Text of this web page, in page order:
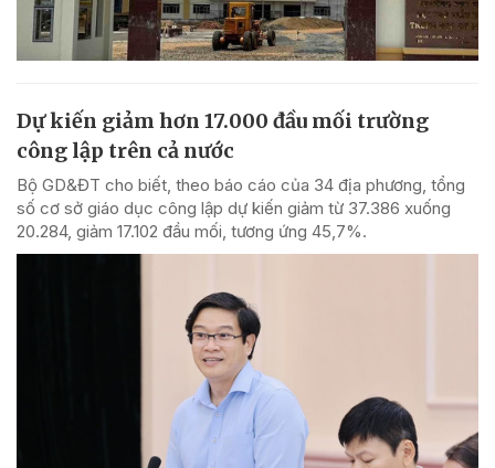
Dự kiến giảm hơn 17.000 đầu mối trường
công lập trên cả nước
Bộ GD&ĐT cho biết, theo báo cáo của 34 địa phương, tổng
số cơ sở giáo dục công lập dự kiến giảm từ 37.386 xuống
20.284, giảm 17.102 đầu mối, tương ứng 45,7%.